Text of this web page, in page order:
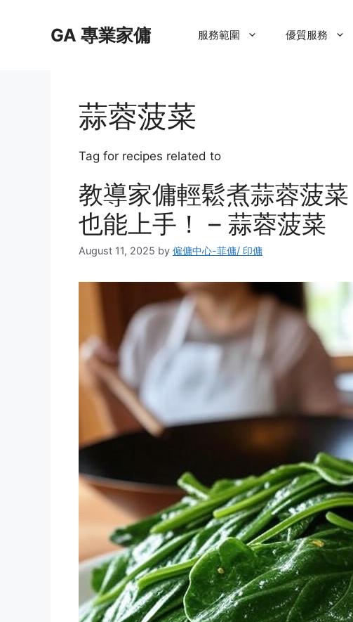
GA 專業家傭 服務範圍 優質服務
蒜蓉菠菜
Tag for recipes related to
教導家傭輕鬆煮蒜蓉菠
也能上手！ – 蒜蓉菠菜
August 11, 2025 by 僱傭中心-菲傭/ 印傭